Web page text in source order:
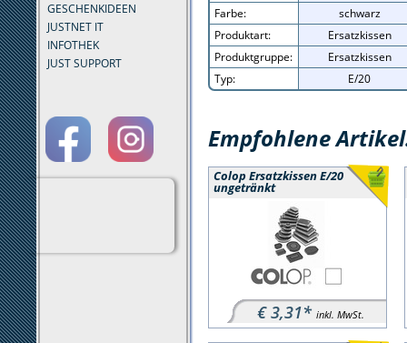
GESCHENKIDEEN
JUSTNET IT
INFOTHEK
JUST SUPPORT
Farbe:
schwarz
Produktart:
Ersatzkissen
Produktgruppe:
Ersatzkissen
Typ:
E/20
Empfohlene
Colop Ersatzkissen E/20
ungetränkt
€ 3,31* inkl. MwSt.